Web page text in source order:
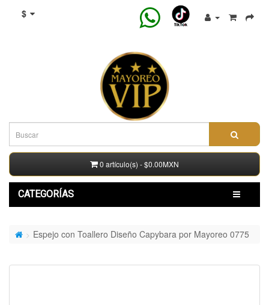
$
0 artículo(s) - $0.00MXN
CATEGORÍAS
Espejo con Toallero Diseño Capybara por Mayoreo 0775